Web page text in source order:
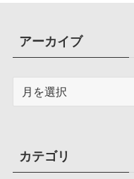
アーカイブ
ブカテゴリ